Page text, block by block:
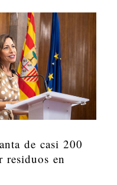
de casi 200
residuos en